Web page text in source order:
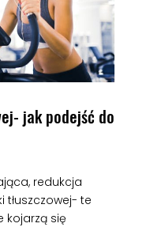
jak podejść do
redukcja
tłuszczowej- te
kojarzą się